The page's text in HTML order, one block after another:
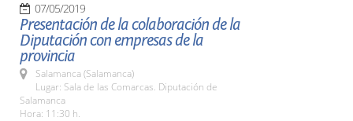
07/05/2019
Presentación de la colaboración de la
Diputación con empresas de la
provincia
Salamanca (Salamanca)
Lugar: Sala de las Comarcas. Diputación de
Salamanca
Hora: 11:30 h.